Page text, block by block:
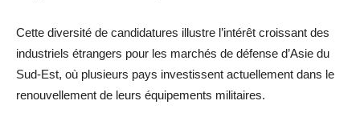
Cette diversité de candidatures illustre l’intérêt croissant des
industriels étrangers pour les marchés de défense d’Asie du
Sud-Est, où plusieurs pays investissent actuellement dans le
renouvellement de leurs équipements militaires.